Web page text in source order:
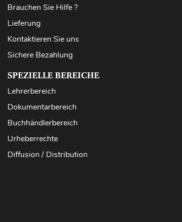
Brauchen Sie Hilfe ?
Lieferung
Kontaktieren Sie uns
Sichere Bezahlung
SPEZIELLE BEREICHE
Lehrerbereich
Dokumentarbereich
Buchhändlerbereich
Urheberrechte
Diffusion / Distribution